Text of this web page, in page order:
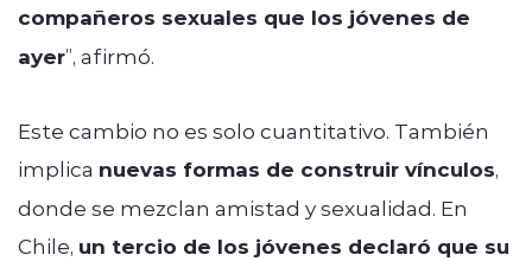
compañeros sexuales que los jóvenes de
ayer”, afirmó.
Este cambio no es solo cuantitativo. También
implica nuevas formas de construir vínculos,
donde se mezclan amistad y sexualidad. En
Chile, un tercio de los jóvenes declaró que su